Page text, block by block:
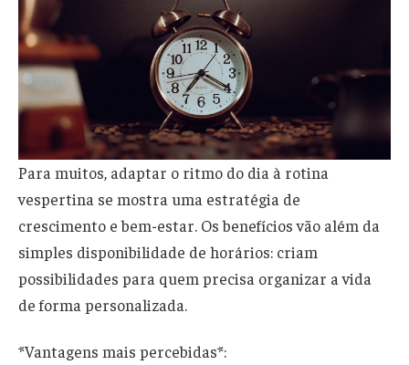
Para muitos, adaptar o ritmo do dia à rotina
vespertina se mostra uma estratégia de
crescimento e bem-estar. Os benefícios vão além da
simples disponibilidade de horários: criam
possibilidades para quem precisa organizar a vida
de forma personalizada.
*Vantagens mais percebidas*: